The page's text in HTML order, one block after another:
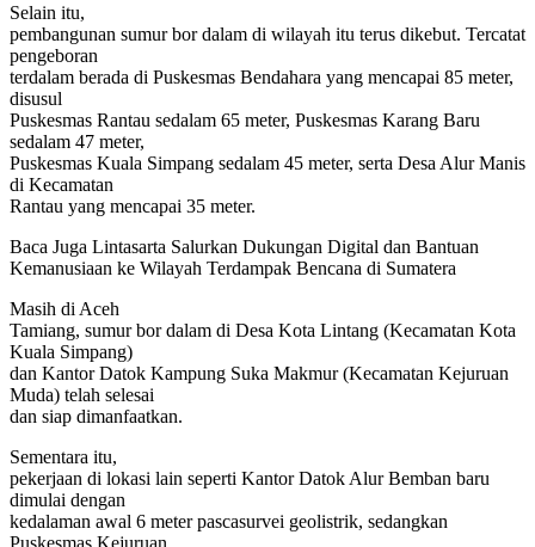
Selain itu,
pembangunan sumur bor dalam di wilayah itu terus dikebut. Tercatat
pengeboran
terdalam berada di Puskesmas Bendahara yang mencapai 85 meter,
disusul
Puskesmas Rantau sedalam 65 meter, Puskesmas Karang Baru
sedalam 47 meter,
Puskesmas Kuala Simpang sedalam 45 meter, serta Desa Alur Manis
di Kecamatan
Rantau yang mencapai 35 meter.
Baca Juga Lintasarta Salurkan Dukungan Digital dan Bantuan
Kemanusiaan ke Wilayah Terdampak Bencana di Sumatera
Masih di Aceh
Tamiang, sumur bor dalam di Desa Kota Lintang (Kecamatan Kota
Kuala Simpang)
dan Kantor Datok Kampung Suka Makmur (Kecamatan Kejuruan
Muda) telah selesai
dan siap dimanfaatkan.
Sementara itu,
pekerjaan di lokasi lain seperti Kantor Datok Alur Bemban baru
dimulai dengan
kedalaman awal 6 meter pascasurvei geolistrik, sedangkan
Puskesmas Kejuruan